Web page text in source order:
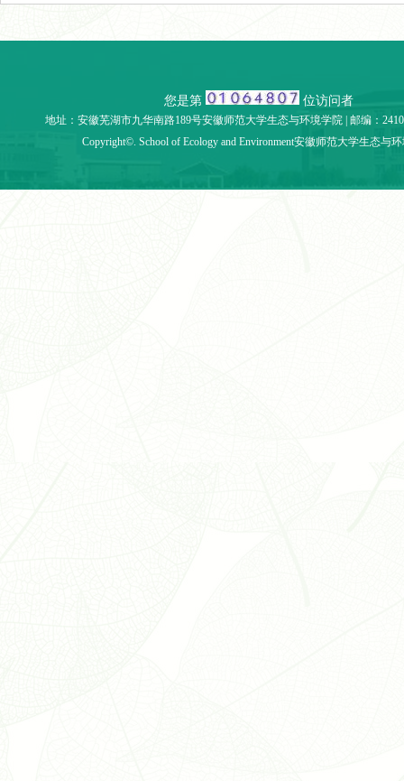
您是第 位访问者
地址：安徽芜湖市九华南路189号安徽师范大学生态与环境学院 | 邮编：
Copyright©. School of Ecology and Environment安徽师范大学生态与